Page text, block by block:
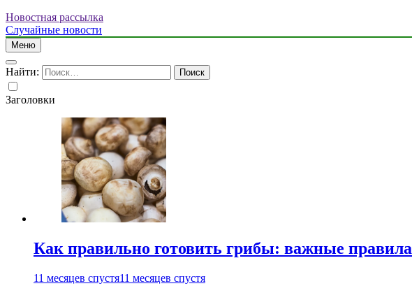
Новостная рассылка
Случайные новости
Меню
Найти:
Заголовки
Как правильно готовить грибы: важные правила
11 месяцев спустя11 месяцев спустя